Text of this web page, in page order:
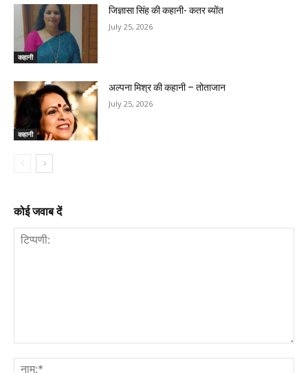
कहानी
जिज्ञासा सिंह की कहानी- कतर ब्योंत
July 25, 2026
कहानी
अल्पना मिश्र की कहानी – तोताजान
July 25, 2026
कोई जवाब दें